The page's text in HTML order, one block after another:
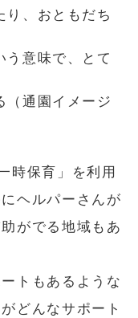
り、おともだち
う意味で、とて
（通園イメージ
時保育」を利用
ヘルパーさんが
がでる地域もあ
トもあるような
どんなサポート